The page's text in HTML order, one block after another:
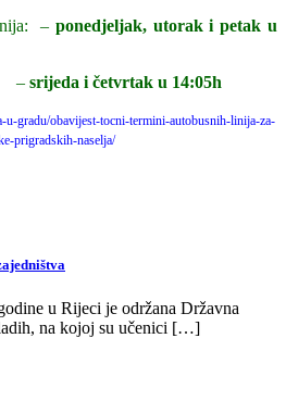
– ponedjeljak, utorak i petak u
srijeda i četvrtak u 14:05h
u-gradu/obavijest-tocni-termini-autobusnih-linija-za-
prigradskih-naselja/
u Rijeci je održana Državna
na kojoj su učenici […]